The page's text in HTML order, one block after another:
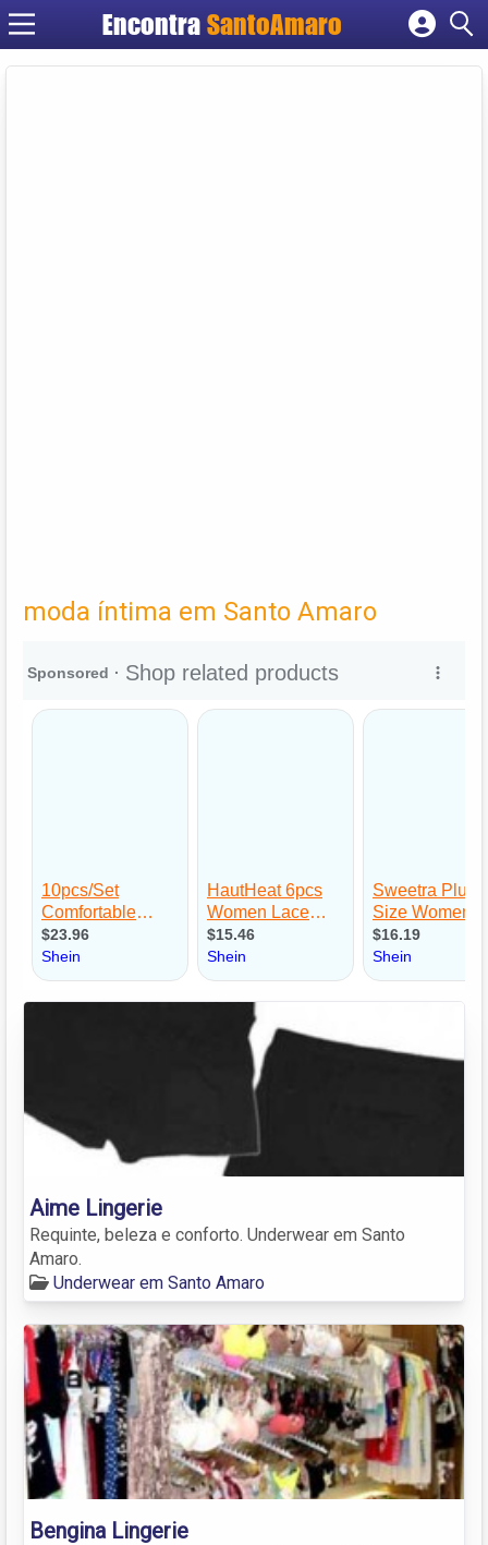
Encontra SantoAmaro
Cadastrar empresa
moda íntima em Santo Amaro
Aime Lingerie
Requinte, beleza e conforto. Underwear em Santo
Amaro.
Underwear em Santo Amaro
Bengina Lingerie